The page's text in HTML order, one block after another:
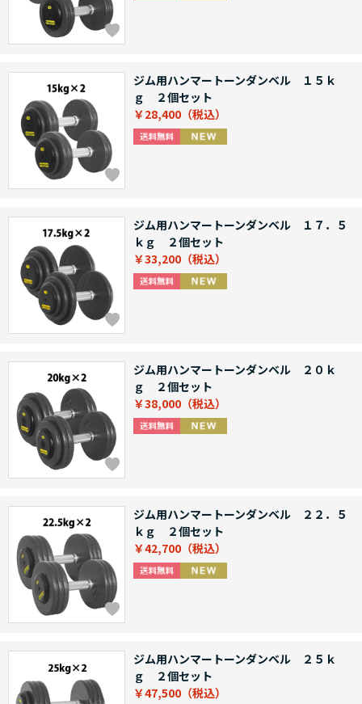
ジム用ハンマートーンダンベル １５ｋ
ｇ ２個セット
￥28,400
ジム用ハンマートーンダンベル １７．５
ｋｇ ２個セット
￥33,200
ジム用ハンマートーンダンベル ２０ｋ
ｇ ２個セット
￥38,000
ジム用ハンマートーンダンベル ２２．５
ｋｇ ２個セット
￥42,700
ジム用ハンマートーンダンベル ２５ｋ
ｇ ２個セット
￥47,500